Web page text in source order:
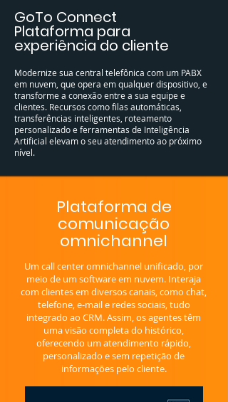
​​GoTo Connect
Plataforma para
experiência do cliente
Modernize sua central telefônica com um PABX
em nuvem, que opera em qualquer dispositivo, e
transforme a conexão entre a sua equipe e
clientes. Recursos como filas automáticas,
transferências inteligentes, roteamento
personalizado e ferramentas de Inteligência
Artificial elevam o seu atendimento ao próximo
nível.
​​​​Plataforma de
comunicação
omnichannel
Um call center omnichannel unificado, por
meio de um software em nuvem. Interaja
com clientes em diversos canais, como chat,
telefone, e-mail e redes sociais, tudo
integrado ao CRM. Assim, os agentes têm
uma visão completa do histórico,
oferecendo um atendimento rápido,
personalizado e sem repetição de
informações pelo cliente.